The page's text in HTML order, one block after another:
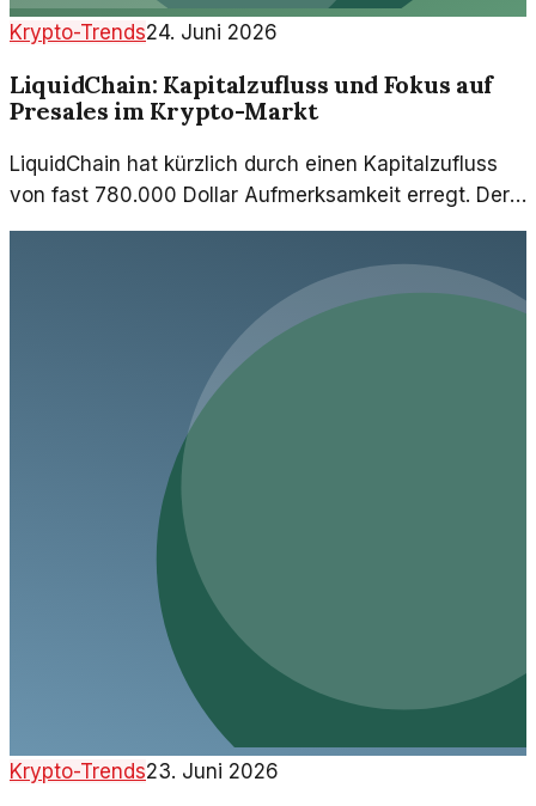
Krypto-Trends24. Juni 2026
LiquidChain: Kapitalzufluss und Fokus auf
Presales im Krypto-Markt
LiquidChain hat kürzlich durch einen Kapitalzufluss
von fast 780.000 Dollar Aufmerksamkeit erregt. Der
Fokus auf Presales hebt das Projekt in einem
Krypto-Trends23. Juni 2026